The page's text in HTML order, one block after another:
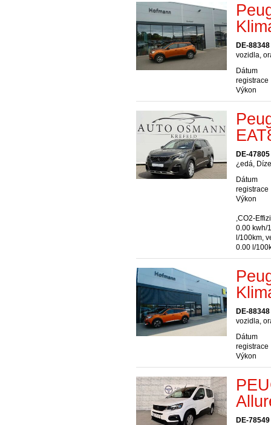
DE-
vozidla,
Dátum
registrace
Výkon
DE-
¿edá,
Dátum
registrace
Výkon
,CO2-
0.00 kwh/
l/100km,
0.00 l/
DE-
vozidla,
Dátum
registrace
Výkon
DE-